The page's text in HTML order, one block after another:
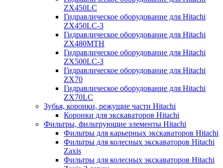
ZX450LC
Гидравлическое оборудование для Hitachi
ZX450LC-3
Гидравлическое оборудование для Hitachi
ZX480MTH
Гидравлическое оборудование для Hitachi
ZX500LC-3
Гидравлическое оборудование для Hitachi
ZX70
Гидравлическое оборудование для Hitachi
ZX70LC
Зубья, коронки, режущие части Hitachi
Коронки для экскаваторов Hitachi
Фильтры, фильтрующие элементы Hitachi
Фильтры для карьерных экскаваторов Hitachi
Фильтры для колесных экскаваторов Hitachi
Zaxis
Фильтры для колесных экскаваторов Hitachi